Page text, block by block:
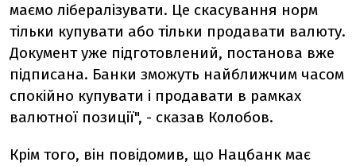
маємо лібералізувати. Це скасування норм
тільки купувати або тільки продавати валюту.
Документ уже підготовлений, постанова вже
підписана. Банки зможуть найближчим часом
спокійно купувати і продавати в рамках
валютної позиції", - сказав Колобов.
Крім того, він повідомив, що Нацбанк має